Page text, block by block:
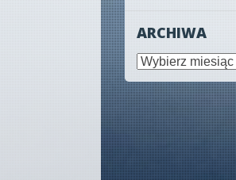
ARCHIWA
Archiwa